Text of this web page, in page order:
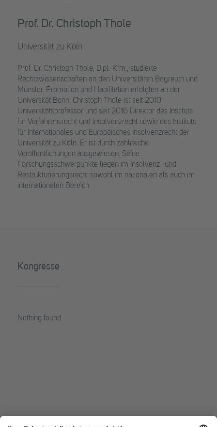
Prof. Dr. Christoph Thole
Universität zu Köln
Prof. Dr. Christoph Thole, Dipl.-Kfm., studierte
Rechtswissenschaften an den Universitäten Bayreuth und
Münster. Promotion und Habilitation erfolgten an der
Universität Bonn. Christoph Thole ist seit 2010
Universitätsprofessor und seit 2016 Direktor des Instituts
für Verfahrensrecht und Insolvenzrecht sowie des Instituts
für Internationales und Europäisches Insolvenzrecht der
Universität zu Köln. Er ist durch zahlreiche
Veröffentlichungen ausgewiesen. Seine
Forschungsschwerpunkte liegen im Insolvenz- und
Restrukturierungsrecht sowohl im nationalen als auch im
internationalen Bereich.
Kongresse
Nothing found.